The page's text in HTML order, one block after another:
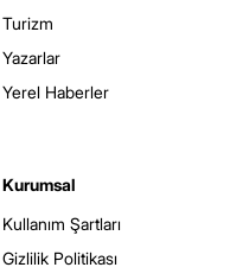
Turizm
Yazarlar
Yerel Haberler
Kurumsal
Kullanım Şartları
Gizlilik Politikası